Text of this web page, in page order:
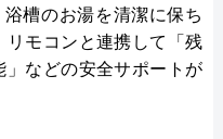
槽のお湯を清潔に保ち
リモコンと連携して「残
などの安全サポートが